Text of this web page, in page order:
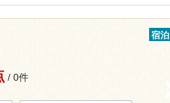
宿泊
/ 0件